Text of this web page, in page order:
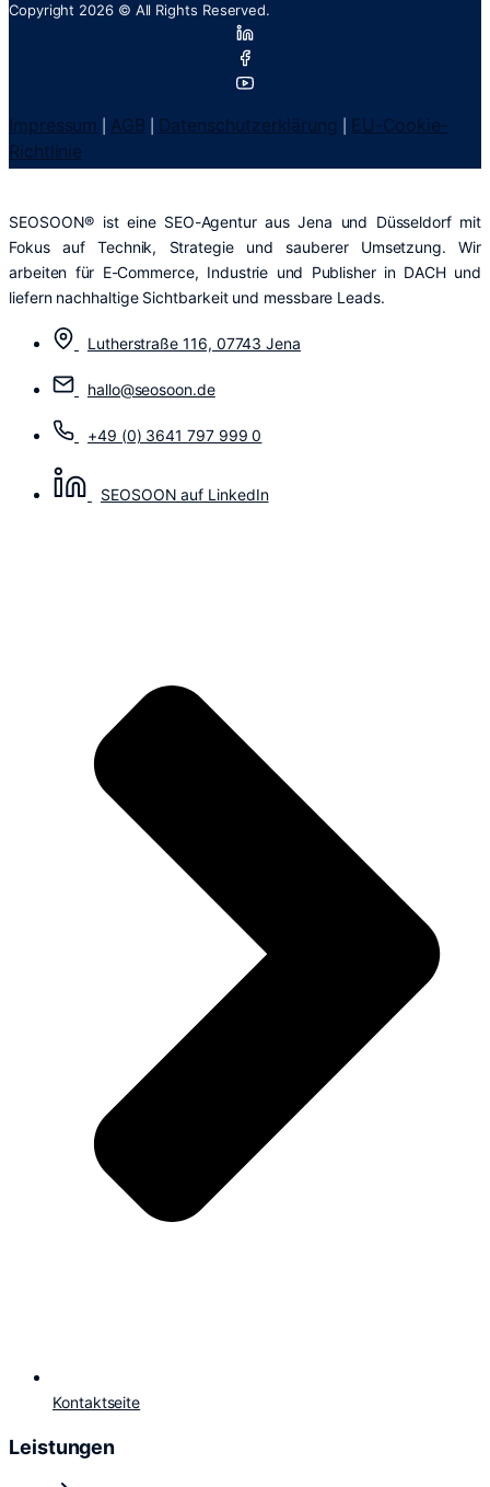
Copyright 2026 © All Rights Reserved.
Impressum AGB Datenschutzerklärung
EU-Cookie-
Richtlinie
SEOSOON® ist eine SEO-Agentur aus Jena und Düsseldorf mit
Fokus auf Technik, Strategie und sauberer Umsetzung. Wir
arbeiten für E-Commerce, Industrie und Publisher in DACH und
liefern nachhaltige Sichtbarkeit und messbare Leads.
Lutherstraße 116, 07743 Jena
hallo@seosoon.de
+49 (0) 3641 797 999 0
SEOSOON auf LinkedIn
Kontaktseite
Leistungen